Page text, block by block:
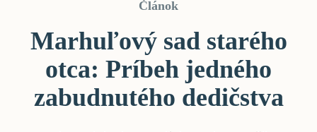
Článok
Marhuľový sad starého
otca: Príbeh jedného
zabudnutého dedičstva